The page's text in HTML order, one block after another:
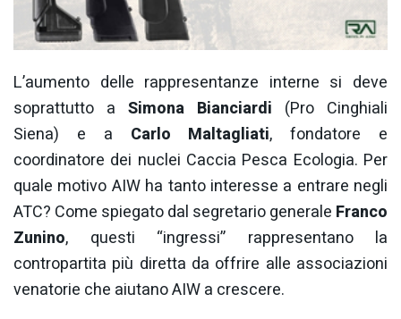
L’aumento delle rappresentanze interne si deve
soprattutto a Simona Bianciardi (Pro Cinghiali
Siena) e a Carlo Maltagliati, fondatore e
coordinatore dei nuclei Caccia Pesca Ecologia. Per
quale motivo AIW ha tanto interesse a entrare negli
ATC? Come spiegato dal segretario generale Franco
Zunino, questi “ingressi” rappresentano la
contropartita più diretta da offrire alle associazioni
venatorie che aiutano AIW a crescere.